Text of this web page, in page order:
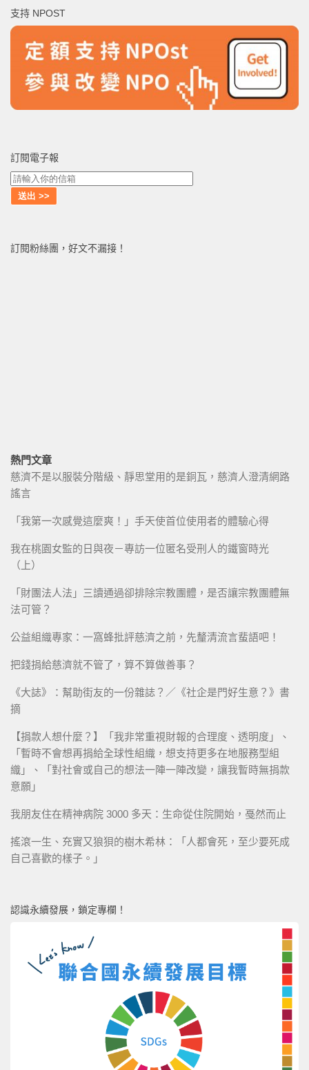
字:
支持 NPOST
訂閱電子報
訂閱粉絲團，好文不漏接！
熱門文章
慈濟不是以服裝分階級、靜思堂用的是銅瓦，慈濟人澄清網路
謠言
「我第一次感覺這麼爽！」手天使首位使用者的體驗心得
我在桃園女監的日與夜－專訪一位匿名受刑人的鐵窗時光
（上）
「財團法人法」三讀通過卻排除宗教團體，是否讓宗教團體無
法可管？
公益組織專家：一窩蜂批評慈濟之前，先釐清流言蜚語吧！
把錢捐給慈濟就不管了，算不算做善事？
《大誌》：幫助街友的一份雜誌？／《社企是門好生意？》書
摘
【捐款人想什麼？】「我非常重視財報的合理度、透明度」、
「暫時不會想再捐給全球性組織，想支持更多在地服務型組
織」、「對社會或自己的想法一陣一陣改變，讓我暫時無捐款
意願」
我朋友住在精神病院 3000 多天：生命從住院開始，戞然而止
搖滾一生、充實又狼狽的樹木希林：「人都會死，至少要死成
自己喜歡的樣子。」
認識永續發展，鎖定專欄！